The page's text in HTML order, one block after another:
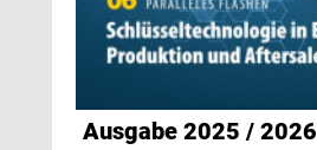
Ausgabe 2025 / 2026